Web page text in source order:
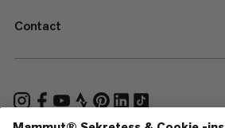
Contact